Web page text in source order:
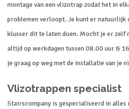
montage van een vlizotrap zodat het in
problemen verloopt. Je kunt er natuurlijk
klusser dit te laten doen. Mocht je er zelf
altijd op werkdagen tussen 08.00 uur &
je graag op weg met de installatie van je
Vlizotrappen specialist
Stairscompany is gespecialiseerd in alles